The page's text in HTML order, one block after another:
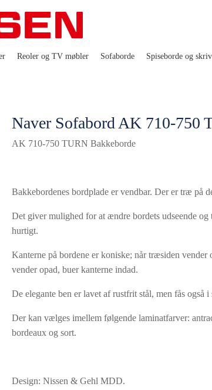
Reoler og TV møbler Sofaborde Spiseborde og
Naver Sofabord AK 710-750
AK 710-750 TURN Bakkeborde
Bakkebordenes bordplade er vendbar. Der er træ på
Det giver mulighed for at ændre bordets udseende og
hurtigt.
Kanterne på bordene er koniske; når træsiden vender
vender opad, buer kanterne indad.
De elegante ben er lavet af rustfrit stål, men fås også
Der kan vælges imellem følgende laminatfarver:
bordeaux og sort.
Design: Nissen & Gehl MDD.